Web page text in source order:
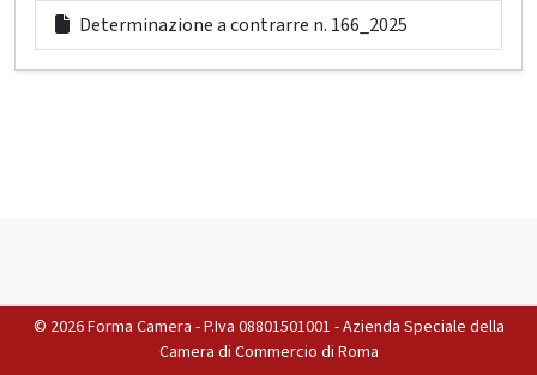
Determinazione a contrarre n. 166_2025
© 2026 Forma Camera - P.Iva 08801501001 - Azienda Speciale della
Camera di Commercio di Roma